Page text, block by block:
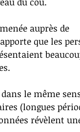
menée auprès de
que les
le même
(longues
révèlent